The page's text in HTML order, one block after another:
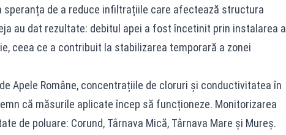
speranța de a reduce infiltrațiile care afectează structura
au dat rezultate: debitul apei a fost încetinit prin instalarea a
ceea ce a contribuit la stabilizarea temporară a zonei
Apele Române, concentrațiile de cloruri și conductivitatea în
că măsurile aplicate încep să funcționeze. Monitorizarea
de poluare: Corund, Târnava Mică, Târnava Mare și Mureș.